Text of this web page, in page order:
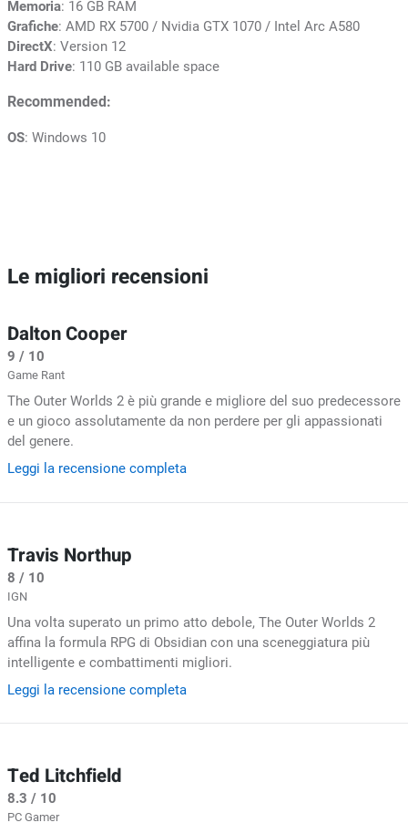
Memoria: 16 GB RAM
Grafiche: AMD RX 5700 / Nvidia GTX 1070 / Intel Arc A580
DirectX: Version 12
Hard Drive: 110 GB available space
Recommended:
OS: Windows 10
Le migliori recensioni
Dalton Cooper
9 / 10
Game Rant
The Outer Worlds 2 è più grande e migliore del suo predecessore
e un gioco assolutamente da non perdere per gli appassionati
del genere.
Leggi la recensione completa
Travis Northup
8 / 10
IGN
Una volta superato un primo atto debole, The Outer Worlds 2
affina la formula RPG di Obsidian con una sceneggiatura più
intelligente e combattimenti migliori.
Leggi la recensione completa
Ted Litchfield
8.3 / 10
PC Gamer